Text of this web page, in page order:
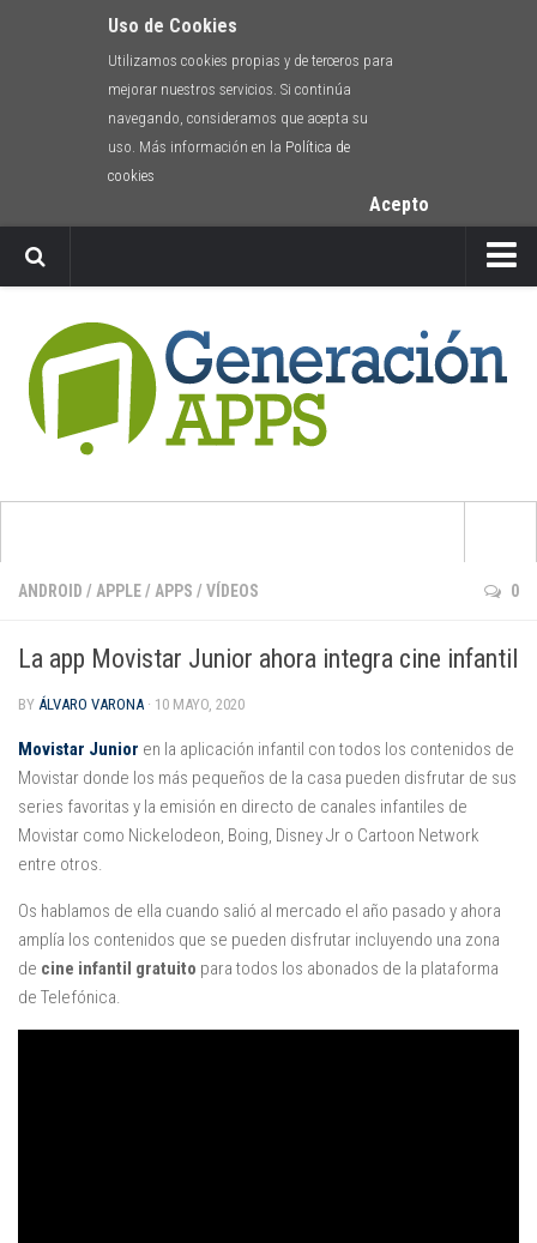
Uso de Cookies
Utilizamos cookies propias y de terceros para
mejorar nuestros servicios. Si continúa
navegando, consideramos que acepta su
uso. Más información en la Política de
cookies
Acepto
Envíanos tu app
Apps
para aprender inglés
para pintar y dibujar
de cuentos e historias
para jugar con la música
de matemáticas
para darle al coco
Android
Apple
Kindle Fire
ANDROID / APPLE/ APPS / VÍDEOS 0
La app Movistar Junior ahora integra cine infantil
BY ÁLVARO VARONA · 10 MAYO, 2020
Movistar Junior en la aplicación infantil con todos los contenidos de
Movistar donde los más pequeños de la casa pueden disfrutar de sus
series favoritas y la emisión en directo de canales infantiles de
Movistar como Nickelodeon, Boing, Disney Jr o Cartoon Network
entre otros.
Os hablamos de ella cuando salió al mercado el año pasado y ahora
amplía los contenidos que se pueden disfrutar incluyendo una zona
de cine infantil gratuito para todos los abonados de la plataforma
de Telefónica.